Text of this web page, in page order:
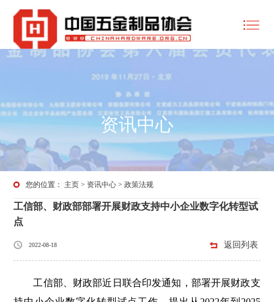
资讯中心
您的位置： 主页 > 资讯中心 >政策法规
工信部、财政部部署开展财政支持中小企业数字化转型试
点
2022-08-18 返回列表
工信部、财政部近日联合印发通知，部署开展财政支